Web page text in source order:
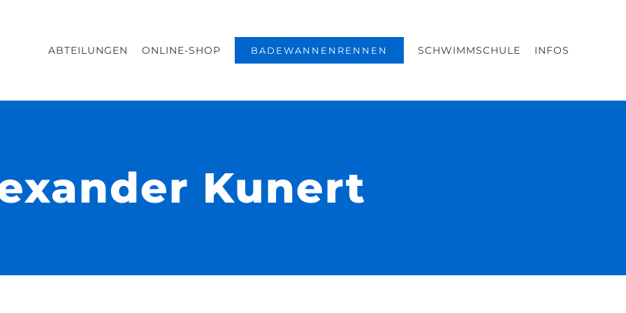
ABTEILUNGEN ONLINE-SHOP BADEWANNENRENNEN SCHWIMMSCHULE INFOS
Kunert